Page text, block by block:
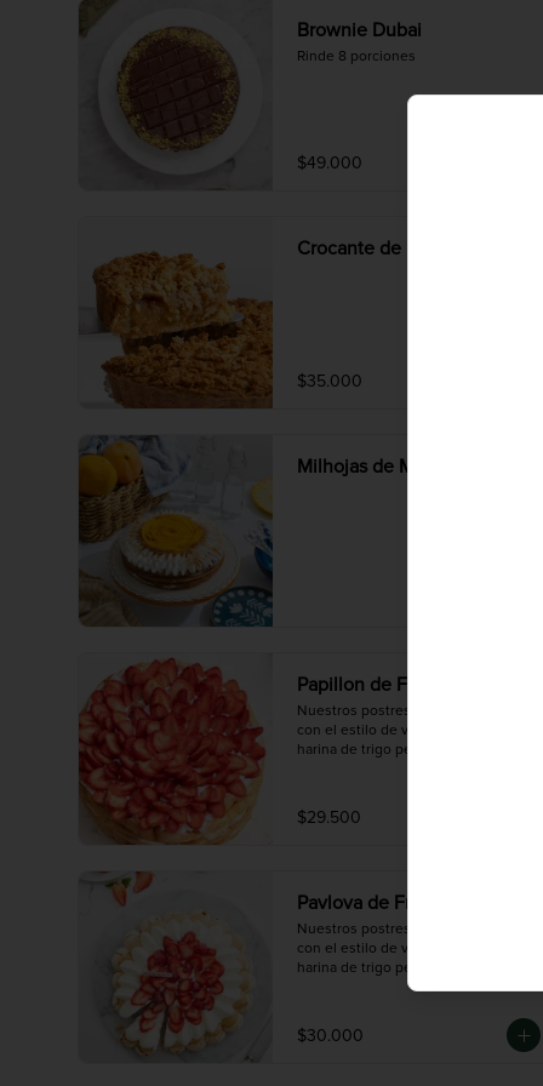
Brownie Dubai
Rinde 8 porciones
$49.000
Crocante de Manzana
$35.000
Milhojas de Mango
Papillon de Frutilla
Nuestros postres son para personas
con el estilo de vida de no consumir
harina de trigo pero no para
de trigo y podría existir una
contaminación cruzada.
$29.500
Pavlova de Frutilla
Nuestros postres son para personas
con el estilo de vida de no consumir
harina de trigo pero no para
celiacos/alérgicos al gluten ya que
de trigo y podría existir una
contaminación cruzada.
$30.000